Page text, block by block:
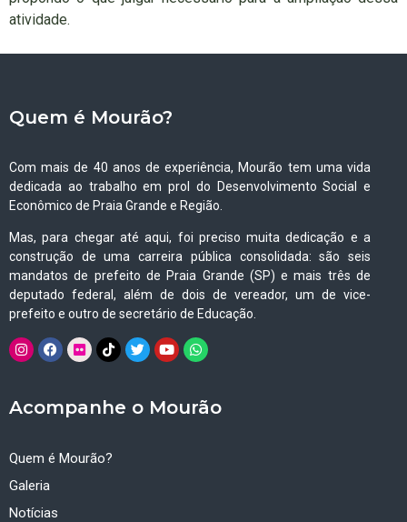
atividade.
Quem é Mourão?
Com mais de 40 anos de experiência, Mourão tem uma vida
dedicada ao trabalho em prol do Desenvolvimento Social e
Econômico de Praia Grande e Região.
Mas, para chegar até aqui, foi preciso muita dedicação e a
construção de uma carreira pública consolidada: são seis
mandatos de prefeito de Praia Grande (SP) e mais três de
deputado federal, além de dois de vereador, um de vice-
prefeito e outro de secretário de Educação.
Acompanhe o Mourão
Quem é Mourão?
Galeria
Notícias